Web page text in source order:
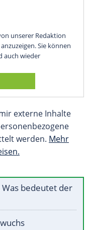
unserer Redaktion
Sie können
auch wieder
externe Inhalte
werden. Mehr
Was bedeutet der